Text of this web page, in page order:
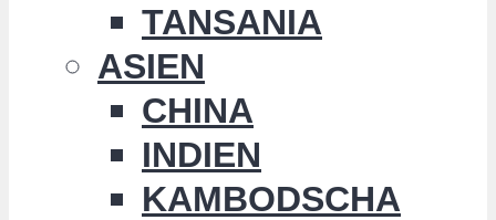
TANSANIA
ASIEN
CHINA
INDIEN
KAMBODSCHA